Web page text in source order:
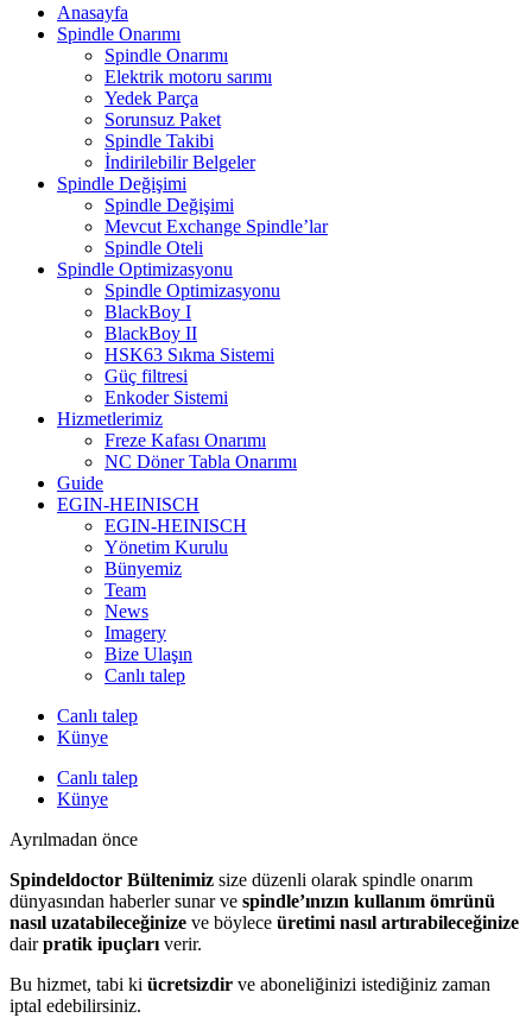
Anasayfa
Spindle Onarımı
Spindle Onarımı
Elektrik motoru sarımı
Yedek Parça
Sorunsuz Paket
Spindle Takibi
İndirilebilir Belgeler
Spindle Değişimi
Spindle Değişimi
Mevcut Exchange Spindle’lar
Spindle Oteli
Spindle Optimizasyonu
Spindle Optimizasyonu
BlackBoy I
BlackBoy II
HSK63 Sıkma Sistemi
Güç filtresi
Enkoder Sistemi
Hizmetlerimiz
Freze Kafası Onarımı
NC Döner Tabla Onarımı
Guide
EGIN-HEINISCH
EGIN-HEINISCH
Yönetim Kurulu
Bünyemiz
Team
News
Imagery
Bize Ulaşın
Canlı talep
Canlı talep
Künye
Canlı talep
Künye
Ayrılmadan önce
Spindeldoctor Bültenimiz size düzenli olarak spindle onarım
dünyasından haberler sunar ve spindle’ınızın kullanım ömrünü
nasıl uzatabileceğinize ve böylece üretimi nasıl artırabileceğinize
dairpratik ipuçları verir.
Bu hizmet, tabi ki ücretsizdir ve aboneliğinizi istediğiniz zaman
iptal edebilirsiniz.